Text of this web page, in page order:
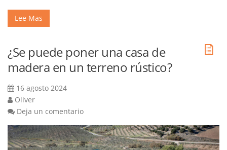
Lee Mas
¿Se puede poner una casa de
madera en un terreno rústico?
16 agosto 2024
Oliver
Deja un comentario